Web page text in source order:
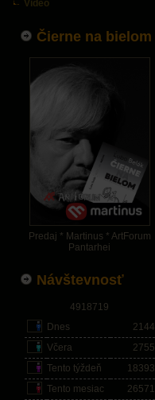
Video
Čierne na bielom
Predaj * Martinus * ArtForum
Pantarhei
Návštevnosť
4918719
Dnes
2144
Včera
2755
Tento týždeň
18393
Tento mesiac
26571